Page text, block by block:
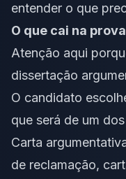
entender o que
O que cai na
Atenção aqui
dissertação
O candidato
que será de um
Carta
de reclamação,